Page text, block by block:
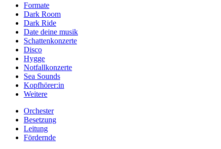
Formate
Dark Room
Dark Ride
Date deine musik
Schattenkonzerte
Disco
Hygge
Notfallkonzerte
Sea Sounds
Kopfhörer:in
Weitere
Orchester
Besetzung
Leitung
Fördernde